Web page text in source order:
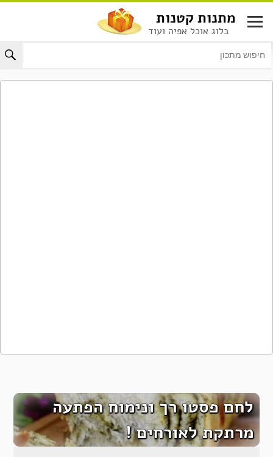
לתוכן
מתנות קטנות
בלוג אוכל אפיה ועוד
לחם פסטו רך ונימוח הפתעה
מרתקת לאורחים !